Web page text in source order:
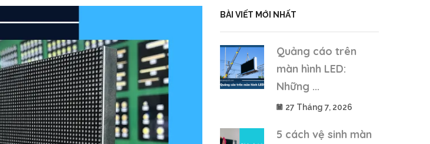
BÀI VIẾT MỚI NHẤT
Quảng cáo trên
màn hình LED:
Những ...
27 Tháng 7, 2026
5 cách vệ sinh màn